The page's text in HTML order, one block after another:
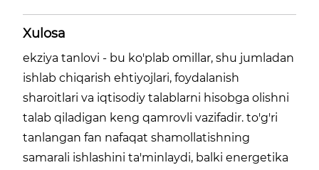
Xulosa
ekziya tanlovi - bu ko'plab omillar, shu jumladan
ishlab chiqarish ehtiyojlari, foydalanish
sharoitlari va iqtisodiy talablarni hisobga olishni
talab qiladigan keng qamrovli vazifadir. to'g'ri
tanlangan fan nafaqat shamollatishning
samarali ishlashini ta'minlaydi, balki energetika